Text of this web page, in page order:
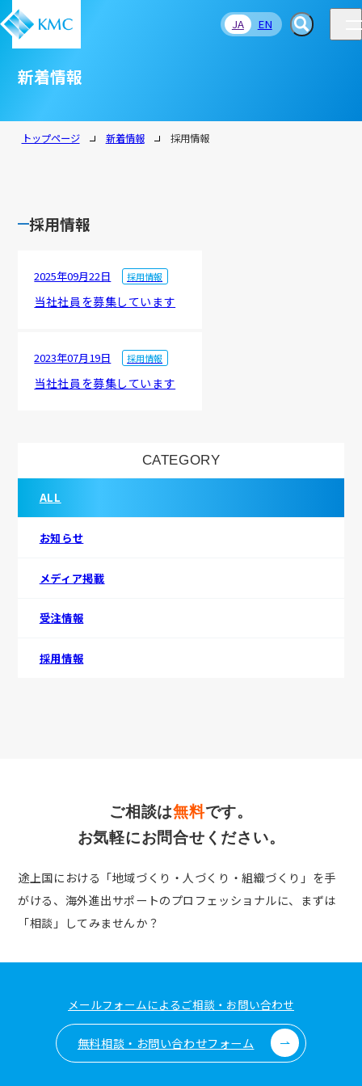
JA EN
新着情報
トップページ 新着情報 採用情報
採用情報
2025年09月22日 採用情報
当社社員を募集しています
2023年07月19日 採用情報
当社社員を募集しています
CATEGORY
ALL
お知らせ
メディア掲載
受注情報
採用情報
ご相談は無料です。
お気軽にお問合せください。
途上国における「地域づくり・人づくり・組織づくり」を手
がける、 海外進出サポートのプロフェッショナルに、まずは
「相談」してみませんか？
メールフォームによるご相談・お問い合わせ
無料相談・お問い合わせフォーム